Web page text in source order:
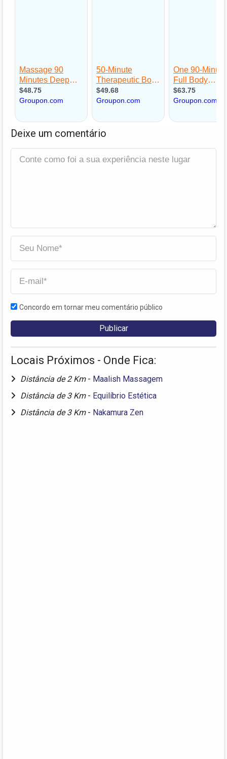
Deixe um comentário
Concordo em tornar meu comentário público
Locais Próximos - Onde Fica:
Distância de 2 Km - Maalish Massagem
Distância de 3 Km - Equilíbrio Estética
Distância de 3 Km - Nakamura Zen